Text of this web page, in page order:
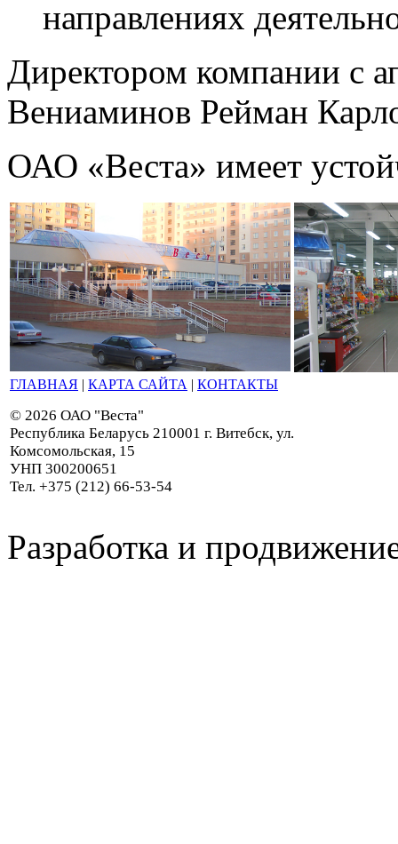
направлениях
Директором компании с
Вениаминов Рейман
ОАО «Веста» имеет
ГЛАВНАЯ | КАРТА САЙТА | КОНТАКТЫ
© 2026 ОАО "Веста"
Республика Беларусь 210001 г. Витебск, ул.
Комсомольская, 15
УНП 300200651
Тел. +375 (212) 66-53-54
Разработка и